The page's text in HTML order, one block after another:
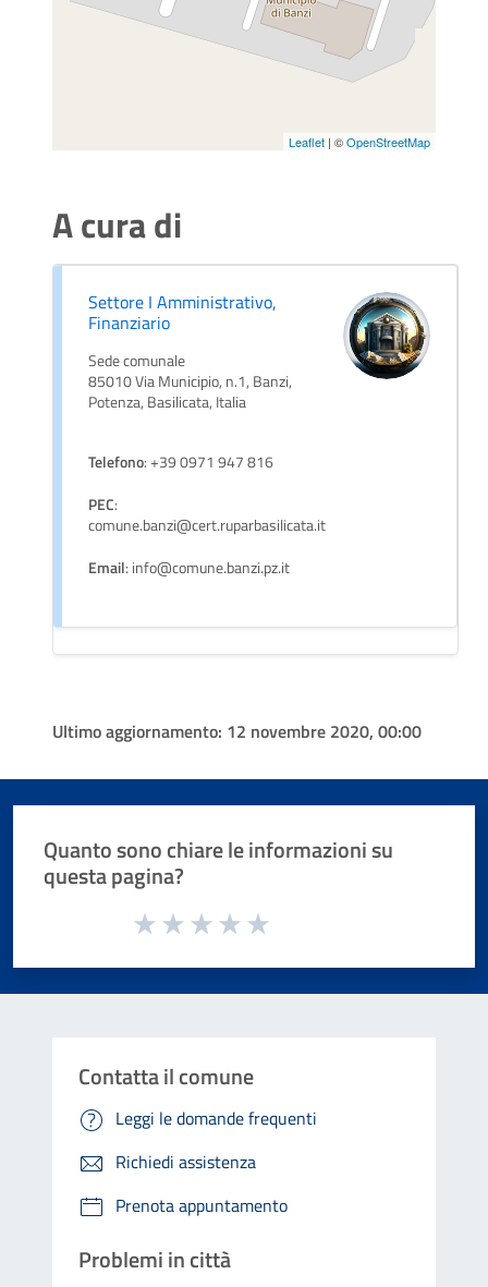
Leaflet | ©OpenStreetMap
A cura di
Settore I Amministrativo,
Finanziario
Sede comunale
85010 Via Municipio, n.1, Banzi,
Potenza, Basilicata, Italia
Telefono: +39 0971 947 816
PEC:
comune.banzi@cert.ruparbasilicata.it
Email: info@comune.banzi.pz.it
Ultimo aggiornamento: 12 novembre 2020, 00:00
Quanto sono chiare le informazioni su
questa pagina?
Valuta da 1 a 5 stelle la pagina
Contatta il comune
Leggi le domande frequenti
Richiedi assistenza
Prenota appuntamento
Problemi in città